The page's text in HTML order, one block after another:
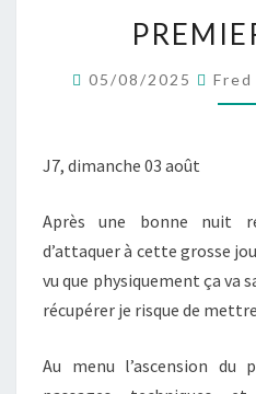
05/08/2025 Fred
J7, dimanche 03 août
Après une bonne nuit
d’attaquer à cette grosse
vu que physiquement ça va
récupérer je risque de
Au menu l’ascension du